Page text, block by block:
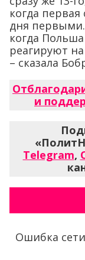
когда первая
дня
когда
реагируют
– сказала
и
Telegram,
Ошибка